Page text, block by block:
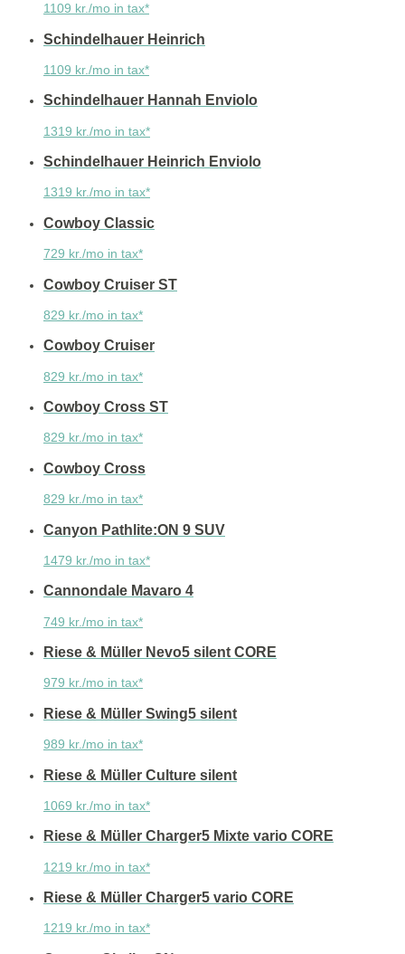
1109 kr./mo in tax*
Schindelhauer Heinrich
1109 kr./mo in tax*
Schindelhauer Hannah Enviolo
1319 kr./mo in tax*
Schindelhauer Heinrich Enviolo
1319 kr./mo in tax*
Cowboy Classic
729 kr./mo in tax*
Cowboy Cruiser ST
829 kr./mo in tax*
Cowboy Cruiser
829 kr./mo in tax*
Cowboy Cross ST
829 kr./mo in tax*
Cowboy Cross
829 kr./mo in tax*
Canyon Pathlite:ON 9 SUV
1479 kr./mo in tax*
Cannondale Mavaro 4
749 kr./mo in tax*
Riese & Müller Nevo5 silent CORE
979 kr./mo in tax*
Riese & Müller Swing5 silent
989 kr./mo in tax*
Riese & Müller Culture silent
1069 kr./mo in tax*
Riese & Müller Charger5 Mixte vario CORE
1219 kr./mo in tax*
Riese & Müller Charger5 vario CORE
1219 kr./mo in tax*